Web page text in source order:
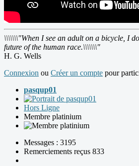
\\\\\\\"When I see an adult on a bicycle, I
future of the human race.\\\\\\\"
H. G. Wells
Connexion ou Créer un compte pour
pasqup01
Hors Ligne
Membre platinium
Messages : 3195
Remerciements reçus 833